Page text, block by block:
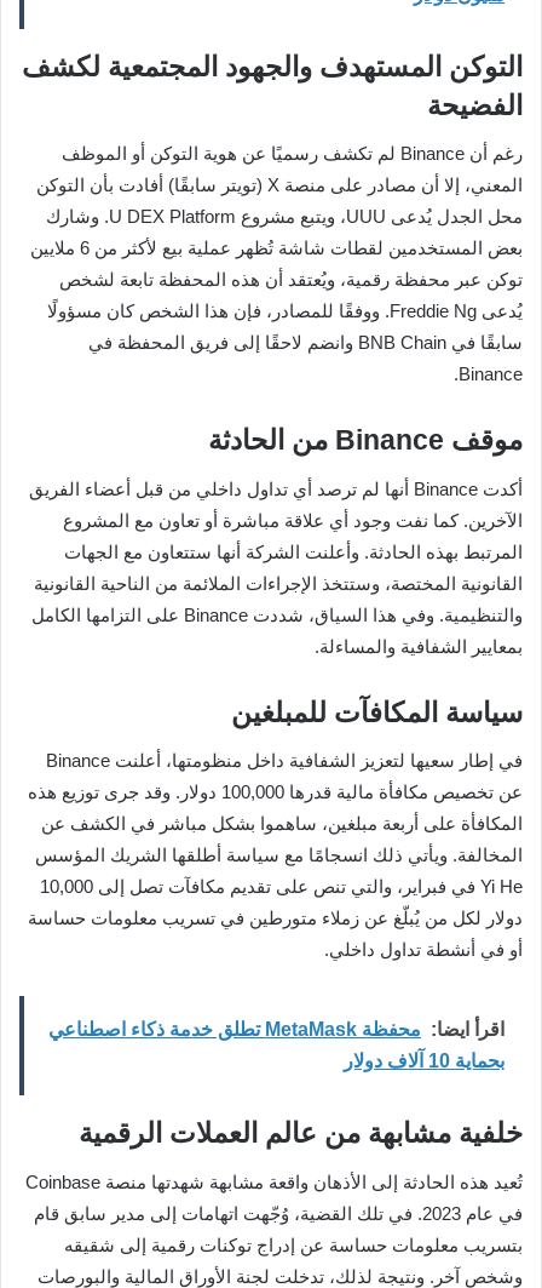
التوكن المستهدف والجهود المجتمعية لكشف
الفضيحة
رغم أن Binance لم تكشف رسميًا عن هوية التوكن أو الموظف
المعني، إلا أن مصادر على منصة X (تويتر سابقًا) أفادت بأن التوكن
محل الجدل يُدعى UUU، ويتبع مشروع U DEX Platform. وشارك
بعض المستخدمين لقطات شاشة تُظهر عملية بيع لأكثر من 6 ملايين
توكن عبر محفظة رقمية، ويُعتقد أن هذه المحفظة تابعة لشخص
يُدعى Freddie Ng. ووفقًا للمصادر، فإن هذا الشخص كان مسؤولًا
سابقًا في BNB Chain وانضم لاحقًا إلى فريق المحفظة في
Binance.
موقف Binance من الحادثة
أكدت Binance أنها لم ترصد أي تداول داخلي من قبل أعضاء الفريق
الآخرين. كما نفت وجود أي علاقة مباشرة أو تعاون مع المشروع
المرتبط بهذه الحادثة. وأعلنت الشركة أنها ستتعاون مع الجهات
القانونية المختصة، وستتخذ الإجراءات الملائمة من الناحية القانونية
والتنظيمية. وفي هذا السياق، شددت Binance على التزامها الكامل
بمعايير الشفافية والمساءلة.
سياسة المكافآت للمبلغين
في إطار سعيها لتعزيز الشفافية داخل منظومتها، أعلنت Binance
عن تخصيص مكافأة مالية قدرها 100,000 دولار. وقد جرى توزيع هذه
المكافأة على أربعة مبلغين، ساهموا بشكل مباشر في الكشف عن
المخالفة. ويأتي ذلك انسجامًا مع سياسة أطلقها الشريك المؤسس
Yi He في فبراير، والتي تنص على تقديم مكافآت تصل إلى 10,000
دولار لكل من يُبلّغ عن زملاء متورطين في تسريب معلومات حساسة
أو في أنشطة تداول داخلي.
اقرأ ايضا:
محفظة MetaMask تطلق خدمة ذكاء اصطناعي
بحماية 10 آلاف دولار
خلفية مشابهة من عالم العملات الرقمية
تُعيد هذه الحادثة إلى الأذهان واقعة مشابهة شهدتها منصة Coinbase
في عام 2023. في تلك القضية، وُجّهت اتهامات إلى مدير سابق قام
بتسريب معلومات حساسة عن إدراج توكنات رقمية إلى شقيقه
وشخص آخر. ونتيجة لذلك، تدخلت لجنة الأوراق المالية والبورصات